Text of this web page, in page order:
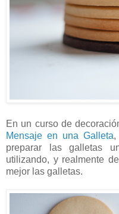
En un curso de
Mensaje en una Galleta,
preparar las galletas
utilizando, y realmente
mejor las galletas.